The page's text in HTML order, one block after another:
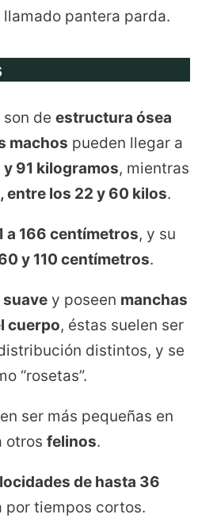
pantera parda.
son de estructura ósea
machos pueden llegar a
91 kilogramos, mientras
entre los 22 y 60 kilos.
a 166 centímetros, y su
y 110 centímetros.
suave y poseen manchas
cuerpo, éstas suelen ser
distintos, y se
“rosetas”.
ser más pequeñas en
otros felinos.
de hasta 36
por tiempos cortos.